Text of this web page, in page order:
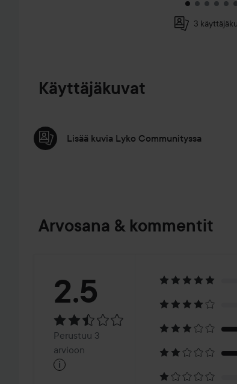
3
Käyttäjäkuvat
Lisää kuvia Lyko Communityssa
Arvosana & kommentit
Arvosana:
2.5Perustuu
3
2.5
Perustuu 3
arvioon
i